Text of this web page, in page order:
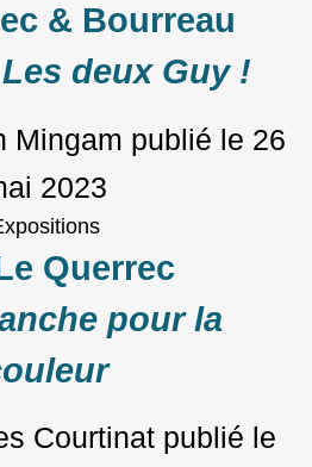
& Bourreau
Les deux Guy !
Mingam publié le 26
2023
Querrec
pour la
Courtinat publié le